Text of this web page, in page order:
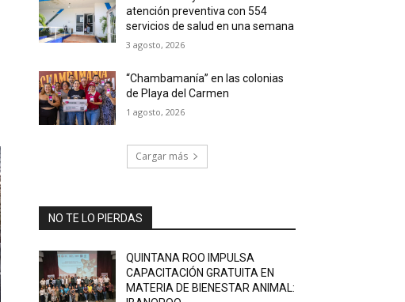
atención preventiva con 554
servicios de salud en una semana
3 agosto, 2026
“Chambamanía” en las colonias
de Playa del Carmen
1 agosto, 2026
Cargar más
NO TE LO PIERDAS
QUINTANA ROO IMPULSA
CAPACITACIÓN GRATUITA EN
MATERIA DE BIENESTAR ANIMAL: